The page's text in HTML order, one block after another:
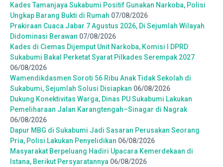
Kades Tamanjaya Sukabumi Positif Gunakan Narkoba, Polisi
Ungkap Barang Bukti di Rumah 07/08/2026
Prakiraan Cuaca Jabar 7 Agustus 2026, Di Sejumlah Wilayah
Didominasi Berawan 07/08/2026
Kades di Ciemas Dijemput Unit Narkoba, Komisi I DPRD
Sukabumi Bakal Perketat Syarat Pilkades Serempak 2027
06/08/2026
Wamendikdasmen Soroti 56 Ribu Anak Tidak Sekolah di
Sukabumi, Sejumlah Solusi Disiapkan 06/08/2026
Dukung Konektivitas Warga, Dinas PU Sukabumi Lakukan
Pemeliharaan Jalan Karangtengah–Sinagar di Nagrak
06/08/2026
Dapur MBG di Sukabumi Jadi Sasaran Perusakan Seorang
Pria, Polisi Lakukan Penyelidikan 06/08/2026
Masyarakat Berpeluang Hadiri Upacara Kemerdekaan di
Istana, Berikut Persyaratannya 06/08/2026